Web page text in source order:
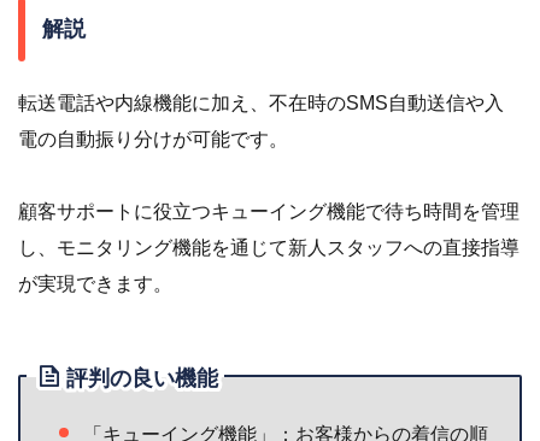
解説
転送電話や内線機能に加え、不在時のSMS自動送信や入
電の自動振り分けが可能です。
顧客サポートに役立つキューイング機能で待ち時間を管理
し、モニタリング機能を通じて新人スタッフへの直接指導
が実現できます。
評判の良い機能
「キューイング機能」：お客様からの着信の順